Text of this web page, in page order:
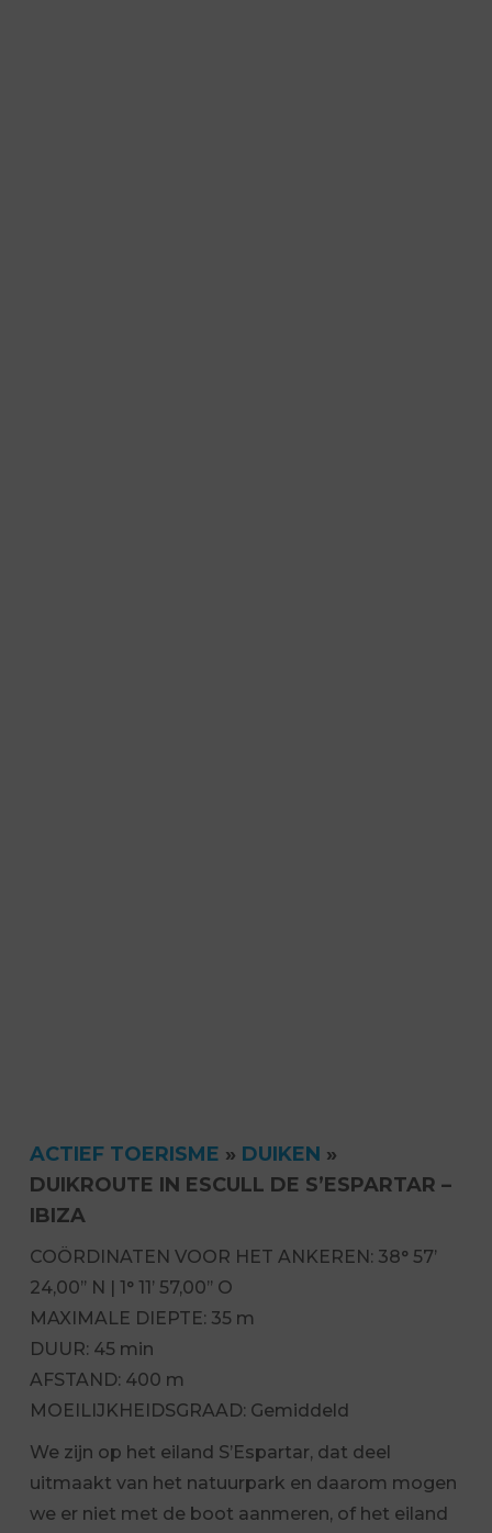
ACTIEF TOERISME » DUIKEN »
DUIKROUTE IN ESCULL DE S’ESPARTAR –
IBIZA
COÖRDINATEN VOOR HET ANKEREN: 38° 57’
24,00’’ N | 1° 11’ 57,00’’ O
MAXIMALE DIEPTE: 35 m
DUUR: 45 min
AFSTAND: 400 m
MOEILIJKHEIDSGRAAD: Gemiddeld
We zijn op het eiland S’Espartar, dat deel
uitmaakt van het natuurpark en daarom mogen
we er niet met de boot aanmeren, of het eiland